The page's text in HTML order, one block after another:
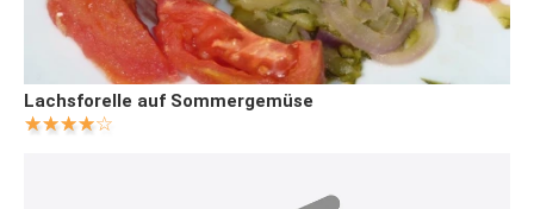
Lachsforelle auf Sommergemüse